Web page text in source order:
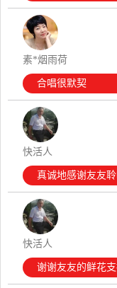
素*烟雨荷
合唱很默契
快活人
真诚地感谢友友
快活人
谢谢友友的鲜花